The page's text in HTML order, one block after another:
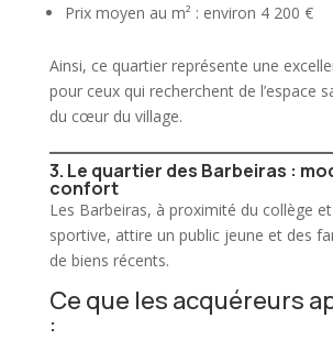
Prix moyen au m² : environ 4 200 €
Ainsi, ce quartier représente une
pour ceux qui recherchent de l’espace
du cœur du village.
3. Le quartier des Barbeiras :
confort
Les Barbeiras, à proximité du collège
sportive, attire un public jeune et des
de biens récents.
Ce que les acquéreurs
: